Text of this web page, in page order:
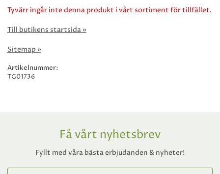
Tyvärr ingår inte denna produkt i vårt sortiment för tillfället.
Till butikens startsida »
Sitemap »
Artikelnummer:
TG01736
Få vårt nyhetsbrev
Fyllt med våra bästa erbjudanden & nyheter!